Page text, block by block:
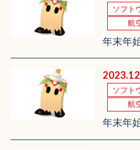
ソフト
航
年末年
ソフト
航
年末年